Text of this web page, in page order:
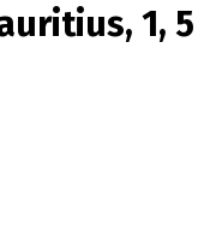
1, 5